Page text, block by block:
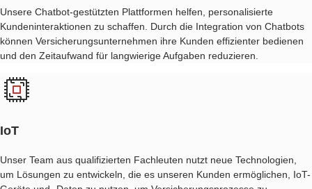
Unsere Chatbot-gestützten Plattformen helfen, personalisierte
Kundeninteraktionen zu schaffen. Durch die Integration von Chatbots
können Versicherungsunternehmen ihre Kunden effizienter bedienen
und den Zeitaufwand für langwierige Aufgaben reduzieren.
IoT
Unser Team aus qualifizierten Fachleuten nutzt neue Technologien,
um Lösungen zu entwickeln, die es unseren Kunden ermöglichen, IoT-